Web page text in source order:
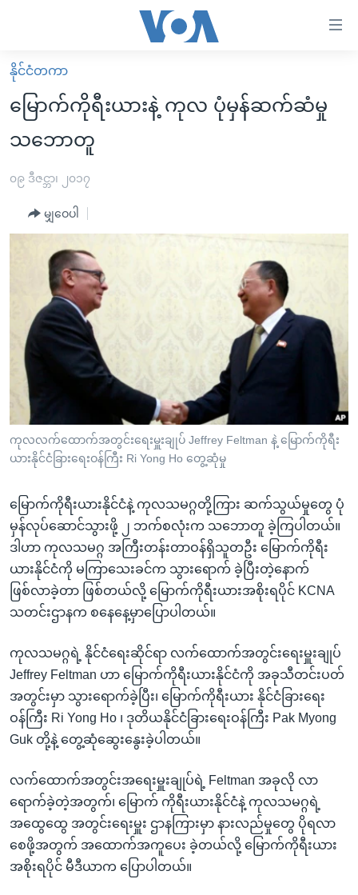
လွယ်ကူ
စေ
များ
အကြောင်းအရာ
စာမျက်နှာ
သို့
ကျော်
ရှာဖွေ
ရန်
သို့
ကျော်
မူလစာမျက်နှာ
မြန်မာ
ကမ္ဘာ့သတင်းများ
နိုင်ငံတကာ
အစ္စရေး-ပါလက်စတိုင်း
ဗွီဒီယို
ရပ်ဝန်းတခု လမ်းတခု အလွန်
အင်္ဂလိပ်စာလေ့လာမယ်
အမေရိကန်သုံးအီဒီယံ
မကြေးမုံရဲ့ အင်္ဂလိပ်စာ
ရုပ်ရှင်ထဲက အင်္ဂလိပ်စာ
သုတပဒေသာ အင်္ဂလိပ်စာ
အပတ်စဉ်ကဏ္ဍများ
ရေဒီယို
တီဗွီ
ရေဒီယိုနှင့်ရုပ်သံ အချက်အလက်များ
ရေဒီယို/တီဗွီအစီအစဉ်
Learning English
ဗွီအိုအေ လူမှုကွန်ယက်များ
ဘာသာစကားများ
နိုင်ငံတကာ
မြောက်ကိုရီးယားနဲ့ ကုလ ပုံမှန်ဆက်ဆံမှု
သဘောတူ
၀၉ ဒီဇင္ဘာ၊ ၂၀၁၇
မျှဝေပါ
ကုလလက်ထောက်အတွင်းရေးမှူးချုပ် Jeffrey Feltman နဲ့ မြောက်ကိုရီး
ယားနိုင်ငံခြားရေးဝန်ကြီး Ri Yong Ho တွေ့ဆုံမှု
မြောက်ကိုရီးယားနိုင်ငံနဲ့ ကုလသမဂ္ဂတို့ကြား ဆက်သွယ်မှုတွေ ပုံ
မှန်လုပ်ဆောင်သွားဖို့ ၂ ဘက်စလုံးက သဘောတူ ခဲ့ကြပါတယ်။
ဒါဟာ ကုလသမဂ္ဂ အကြီးတန်းတာဝန်ရှိသူတဦး မြောက်ကိုရီး
ယားနိုင်ငံကို မကြာသေးခင်က သွားရောက် ခဲ့ပြီးတဲ့နောက်
ဖြစ်လာခဲ့တာ ဖြစ်တယ်လို့ မြောက်ကိုရီးယားအစိုးရပိုင် KCNA
သတင်းဌာနက စနေနေ့မှာပြောပါတယ်။
ကုလသမဂ္ဂရဲ့ နိုင်ငံရေးဆိုင်ရာ လက်ထောက်အတွင်းရေးမှူးချုပ်
Jeffrey Feltman ဟာ မြောက်ကိုရီးယားနိုင်ငံကို အခုသီတင်းပတ်
အတွင်းမှာ သွားရောက်ခဲ့ပြီး၊ မြောက်ကိုရီးယား နိုင်ငံခြားရေး
ဝန်ကြီး Ri Yong Ho ၊ ဒုတိယနိုင်ငံခြားရေးဝန်ကြီး Pak Myong
Guk တို့နဲ့ တွေ့ဆုံဆွေးနွေးခဲ့ပါတယ်။
လက်ထောက်အတွင်းအရေးမှူးချုပ်ရဲ့ Feltman အခုလို လာ
ရောက်ခဲ့တဲ့အတွက်၊ မြောက် ကိုရီးယားနိုင်ငံနဲ့ ကုလသမဂ္ဂရဲ့
အထွေထွေ အတွင်းရေးမှူး ဌာနကြားမှာ နားလည်မှုတွေ ပိုရလာ
စေဖို့အတွက် အထောက်အကူပေး ခဲ့တယ်လို့ မြောက်ကိုရီးယား
အစိုးရပိုင် မီဒီယာက ပြောပါတယ်။